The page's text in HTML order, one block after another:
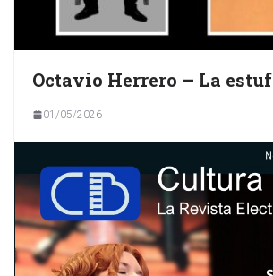
Octavio Herrero – La
01/05/2026